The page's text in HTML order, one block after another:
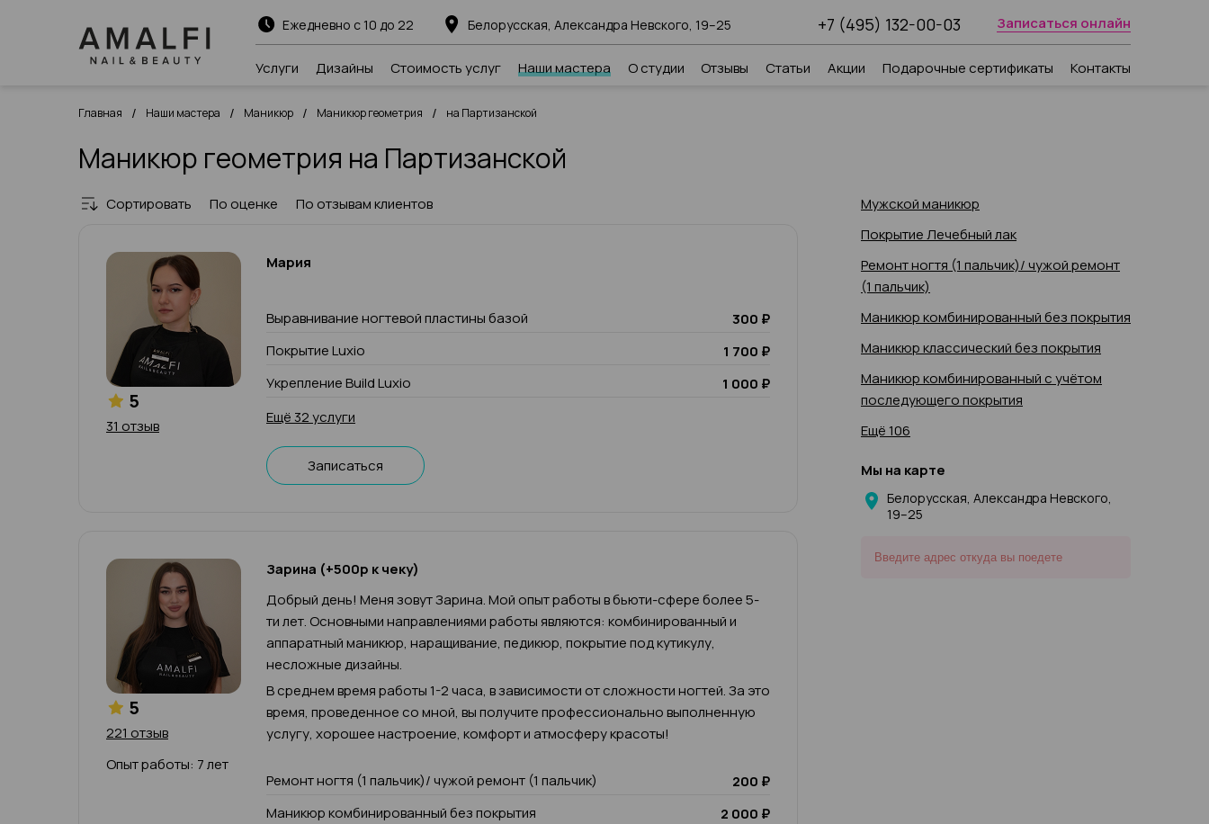
Ежедневно с 10 до 22 Белорусская, Александра Невского, 19–25 +7 (495) 132-00-03 Записаться онлайн
Услуги Дизайны Стоимость услуг Наши мастера О студии Отзывы Статьи Акции Подарочные сертификаты Контакты
Главная / Наши мастера / Маникюр / Маникюр геометрия / на Партизанской
Маникюр геометрия на Партизанской
Сортировать По оценке По отзывам клиентов
5
31 отзыв
Мария
Выравнивание ногтевой пластины базой
300 ₽
Покрытие Luxio
1 700 ₽
Укрепление Build Luxio
1 000 ₽
Ещё 32 услуги
Записаться
5
221 отзыв
Опыт работы: 7 лет
Зарина (+500р к чеку)
Добрый день! Меня зовут Зарина. Мой опыт работы в бьюти-сфере более 5-
ти лет. Основными направлениями работы являются: комбинированный и
аппаратный маникюр, наращивание, педикюр, покрытие под кутикулу,
несложные дизайны.
В среднем время работы 1-2 часа, в зависимости от сложности ногтей. За это
время, проведенное со мной, вы получите профессионально выполненную
услугу, хорошее настроение, комфорт и атмосферу красоты!
Ремонт ногтя (1 пальчик)/ чужой ремонт (1 пальчик)
200 ₽
Маникюр комбинированный без покрытия
2 000 ₽
Мужской маникюр
Покрытие Лечебный лак
Ремонт ногтя (1 пальчик)/ чужой ремонт
(1 пальчик)
Маникюр комбинированный без покрытия
Маникюр классический без покрытия
Маникюр комбинированный с учётом
последующего покрытия
Ещё 106
Мы на карте
Белорусская, Александра Невского,
19–25